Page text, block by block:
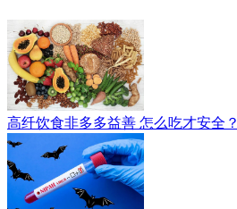
高纤饮食非多多益善 怎么吃才安全？